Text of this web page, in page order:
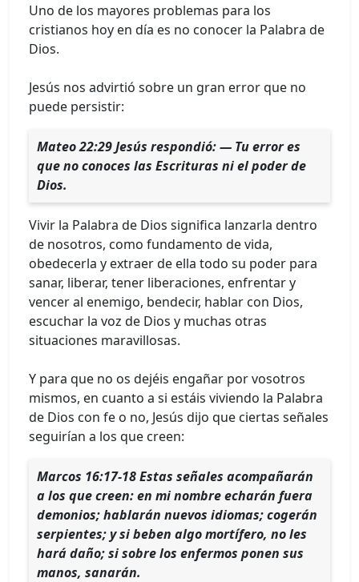
Uno de los mayores problemas para los
cristianos hoy en día es no conocer la Palabra de
Dios.
Jesús nos advirtió sobre un gran error que no
puede persistir:
Mateo 22:29 Jesús respondió: — Tu error es
que no conoces las Escrituras ni el poder de
Dios.
Vivir la Palabra de Dios significa lanzarla dentro
de nosotros, como fundamento de vida,
obedecerla y extraer de ella todo su poder para
sanar, liberar, tener liberaciones, enfrentar y
vencer al enemigo, bendecir, hablar con Dios,
escuchar la voz de Dios y muchas otras
situaciones maravillosas.
Y para que no os dejéis engañar por vosotros
mismos, en cuanto a si estáis viviendo la Palabra
de Dios con fe o no, Jesús dijo que ciertas señales
seguirían a los que creen:
Marcos 16:17-18 Estas señales acompañarán
a los que creen: en mi nombre echarán fuera
demonios; hablarán nuevos idiomas; cogerán
serpientes; y si beben algo mortífero, no les
hará daño; si sobre los enfermos ponen sus
manos, sanarán.